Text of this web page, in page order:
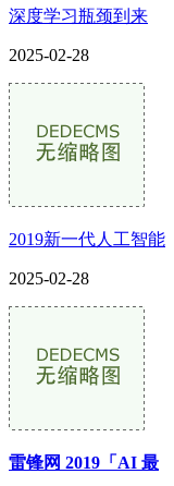
深度学习瓶颈到来
2025-02-28
2019新一代人工智能
2025-02-28
雷锋网 2019「AI 最